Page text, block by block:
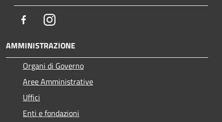
FacebookInstagram
AMMINISTRAZIONE
Organi di Governo
Aree Amministrative
Uffici
Enti e fondazioni